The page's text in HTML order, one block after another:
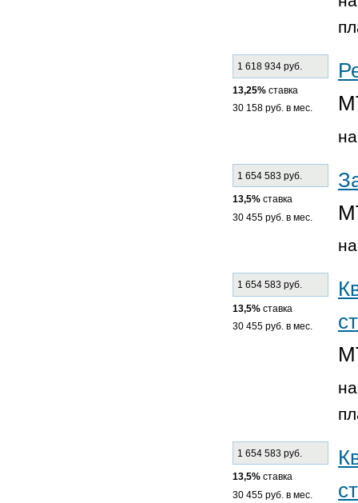
1 618 934 руб.
13,25% ставка
30 158 руб. в мес.
1 654 583 руб.
13,5% ставка
30 455 руб. в мес.
1 654 583 руб.
13,5% ставка
30 455 руб. в мес.
1 654 583 руб.
13,5% ставка
30 455 руб. в мес.